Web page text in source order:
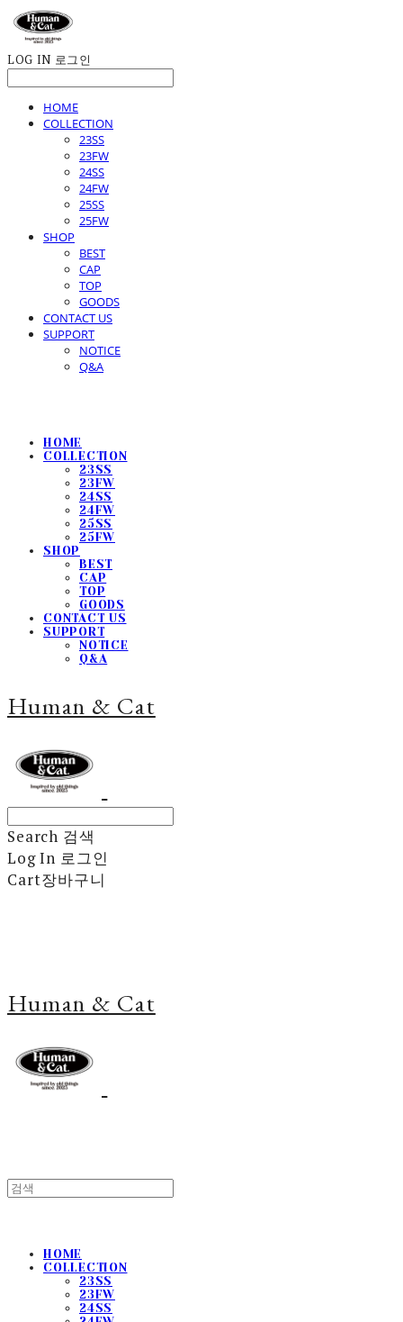
LOG IN 로그인
HOME
COLLECTION
23SS
23FW
24SS
24FW
25SS
25FW
SHOP
BEST
CAP
TOP
GOODS
CONTACT US
SUPPORT
NOTICE
Q&A
HOME
COLLECTION
23SS
23FW
24SS
24FW
25SS
25FW
SHOP
BEST
CAP
TOP
GOODS
CONTACT US
SUPPORT
NOTICE
Q&A
Human & Cat
Search 검색
Log In 로그인
Cart장바구니
Human & Cat
HOME
COLLECTION
23SS
23FW
24SS